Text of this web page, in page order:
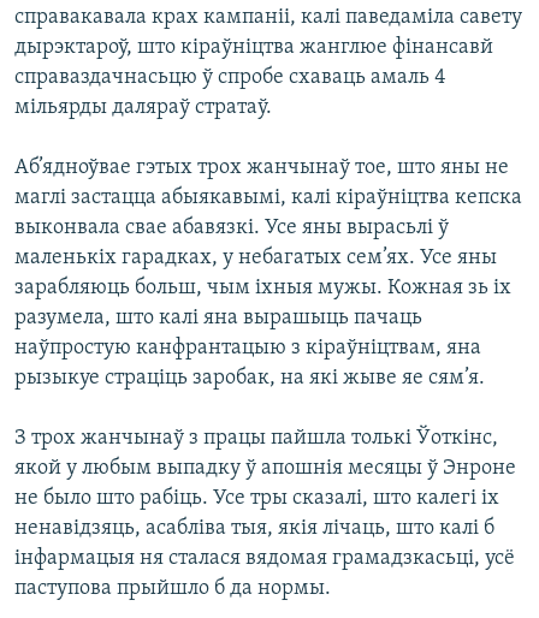
справакавала крах кампаніі, калі паведаміла савету
дырэктароў, што кіраўніцтва жанглюе фінансавй
справаздачнасьцю ў спробе схаваць амаль 4
мільярды даляраў стратаў.
Аб’ядноўвае гэтых трох жанчынаў тое, што яны не
маглі застацца абыякавымі, калі кіраўніцтва кепска
выконвала свае абавязкі. Усе яны вырасьлі ў
маленькіх гарадках, у небагатых сем’ях. Усе яны
зарабляюць больш, чым іхныя мужы. Кожная зь іх
разумела, што калі яна вырашыць пачаць
наўпростую канфрантацыю з кіраўніцтвам, яна
рызыкуе страціць заробак, на які жыве яе сям’я.
З трох жанчынаў з працы пайшла толькі Ўоткінс,
якой у любым выпадку ў апошнія месяцы ў Энроне
не было што рабіць. Усе тры сказалі, што калегі іх
ненавідзяць, асабліва тыя, якія лічаць, што калі б
інфармацыя ня сталася вядомая грамадзкасьці, усё
паступова прыйшло б да нормы.